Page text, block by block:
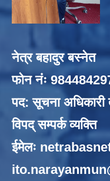
नेत्र बहादुर बस्नेत
फोन नंः
पद: सूचना अधिकारी
विपद् सम्पर्क व्यक्ति
ईमेलः